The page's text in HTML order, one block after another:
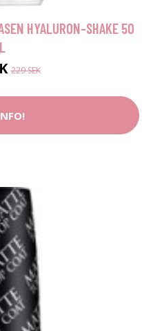
HYALURON-SHAKE 50
229 SEK